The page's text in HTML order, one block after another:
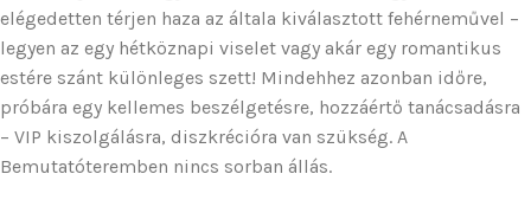
elégedetten térjen haza az általa kiválasztott fehérneművel –
legyen az egy hétköznapi viselet vagy akár egy romantikus
estére szánt különleges szett! Mindehhez azonban időre,
próbára egy kellemes beszélgetésre, hozzáértő tanácsadásra
– VIP kiszolgálásra, diszkrécióra van szükség. A
Bemutatóteremben nincs sorban állás.